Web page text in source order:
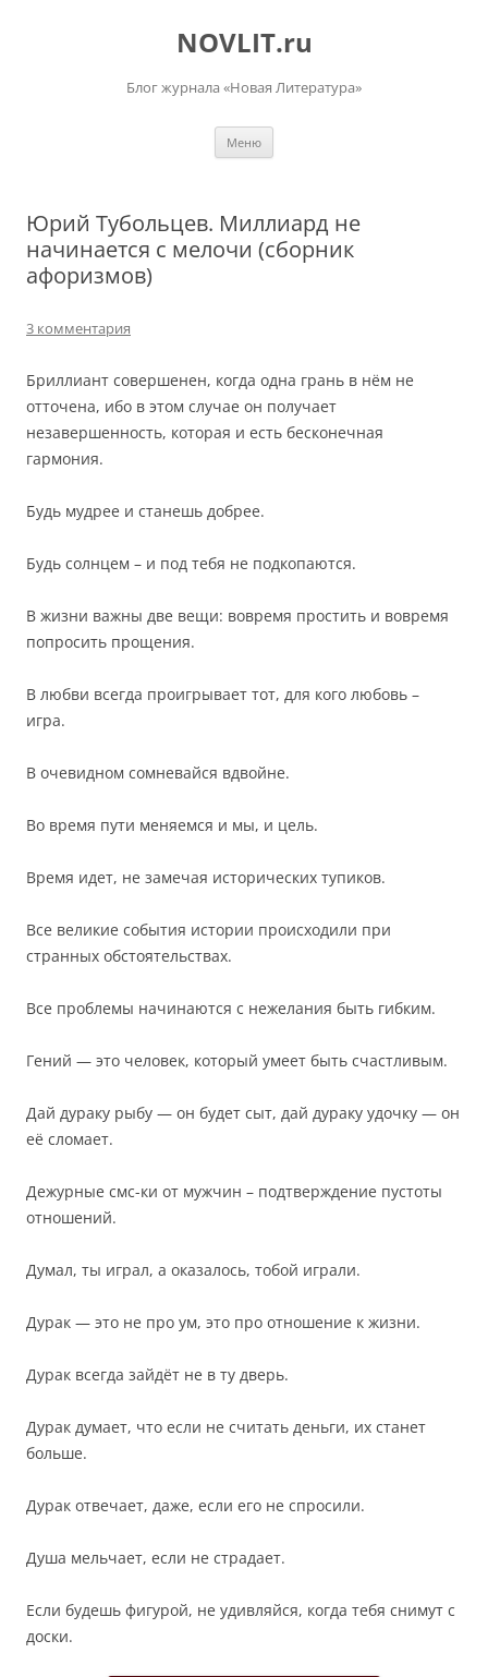
NOVLIT.ru
Блог журнала «Новая Литература»
Меню
Юрий Тубольцев. Миллиард не
начинается с мелочи (сборник
афоризмов)
3 комментария
Бриллиант совершенен, когда одна грань в нём не
отточена, ибо в этом случае он получает
незавершенность, которая и есть бесконечная
гармония.
Будь мудрее и станешь добрее.
Будь солнцем – и под тебя не подкопаются.
В жизни важны две вещи: вовремя простить и вовремя
попросить прощения.
В любви всегда проигрывает тот, для кого любовь –
игра.
В очевидном сомневайся вдвойне.
Во время пути меняемся и мы, и цель.
Время идет, не замечая исторических тупиков.
Все великие события истории происходили при
странных обстоятельствах.
Все проблемы начинаются с нежелания быть гибким.
Гений — это человек, который умеет быть счастливым.
Дай дураку рыбу — он будет сыт, дай дураку удочку — он
её сломает.
Дежурные смс-ки от мужчин – подтверждение пустоты
отношений.
Думал, ты играл, а оказалось, тобой играли.
Дурак — это не про ум, это про отношение к жизни.
Дурак всегда зайдёт не в ту дверь.
Дурак думает, что если не считать деньги, их станет
больше.
Дурак отвечает, даже, если его не спросили.
Душа мельчает, если не страдает.
Если будешь фигурой, не удивляйся, когда тебя снимут с
доски.